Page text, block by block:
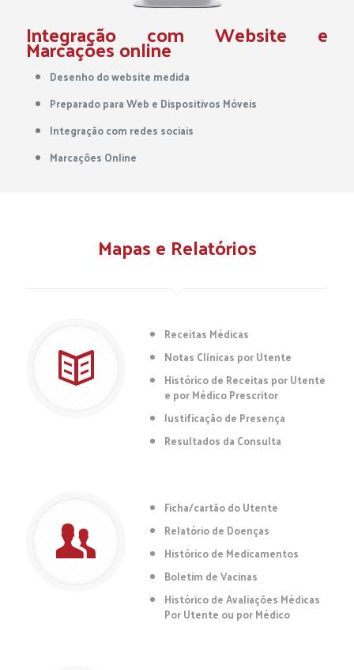
Integração com Website e
Marcações online
Desenho do website medida
Preparado para Web e Dispositivos Móveis
Integração com redes sociais
Marcações Online
Mapas e Relatórios
Receitas Médicas
Notas Clínicas por Utente
Histórico de Receitas por Utente
e por Médico Prescritor
Justificação de Presença
Resultados da Consulta
Ficha/cartão do Utente
Relatório de Doenças
Histórico de Medicamentos
Boletim de Vacinas
Histórico de Avaliações Médicas
Por Utente ou por Médico